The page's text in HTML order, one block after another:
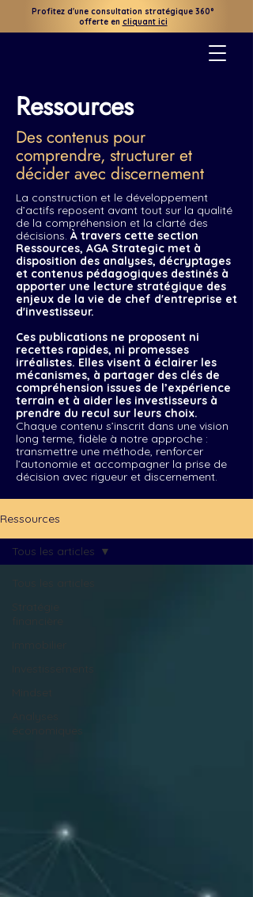
Profitez d'une consultation stratégique 360°
offerte en cliquant ici
Ressources
Des contenus pour
comprendre, structurer et
décider avec discernement
La construction et le développement
d’actifs reposent avant tout sur la qualité
de la compréhension et la clarté des
décisions. À travers cette section
Ressources, AGA Strategic met à
disposition des analyses, décryptages
et contenus pédagogiques destinés à
apporter une lecture stratégique des
enjeux de la vie de chef d'entreprise et
d'investisseur.
Ces publications ne proposent ni
recettes rapides, ni promesses
irréalistes. Elles visent à éclairer les
mécanismes, à partager des clés de
compréhension issues de l’expérience
terrain et à aider les investisseurs à
prendre du recul sur leurs choix.
Chaque contenu s’inscrit dans une vision
long terme, fidèle à notre approche :
transmettre une méthode, renforcer
l’autonomie et accompagner la prise de
décision avec rigueur et discernement.
Ressources
Investissements
économiques
Tous les articles